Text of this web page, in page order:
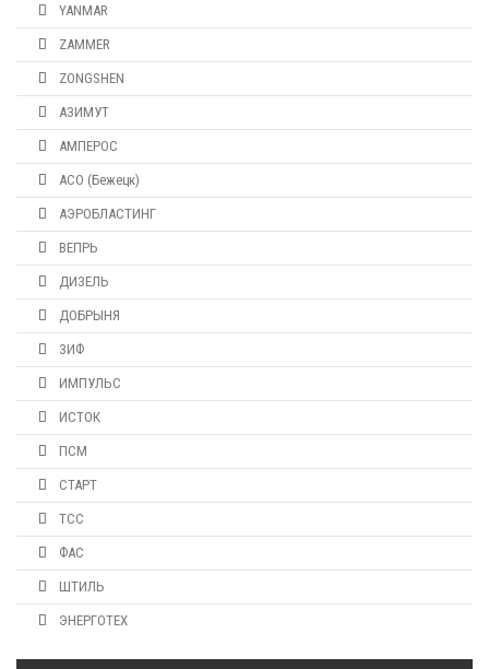
YANMAR
ZAMMER
ZONGSHEN
АЗИМУТ
АМПЕРОС
АСО (Бежецк)
АЭРОБЛАСТИНГ
ВЕПРЬ
ДИЗЕЛЬ
ДОБРЫНЯ
ЗИФ
ИМПУЛЬС
ИСТОК
ПСМ
СТАРТ
ТСС
ФАС
ШТИЛЬ
ЭНЕРГОТЕХ